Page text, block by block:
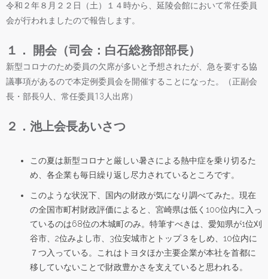
令和２年８月２２日（土）１４時から、延陵会館において常任委員
会が行われましたので報告します。
１． 開会（司会：白石総務部部長）
新型コロナのため委員の欠席が多いと予想されたが、急を要する協
議事項があるので本定例委員会を開催することになった。（正副会
長・部長9人、常任委員13人出席）
２．池上会長あいさつ
この夏は新型コロナと厳しい暑さによる熱中症を乗り切るた
め、各企業も毎日繰り返し尽力されているところです。
このような状況下、国内の財政が気になり調べてみた。現在
の全国市町村財政評価によると、宮崎県は低く100位内に入っ
ているのは68位の木城町のみ。特筆すべきは、愛知県が1位刈
谷市、2位みよし市、3位安城市とトップ３をしめ、10位内に
７つ入っている。これはトヨタほか主要企業が本社を首都に
移していないことで財政豊かさを支えていると思われる。